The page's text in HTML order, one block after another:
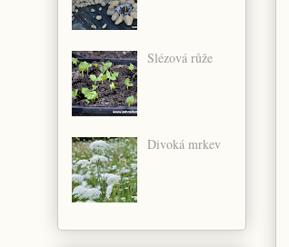
Slézová růže
Divoká mrkev